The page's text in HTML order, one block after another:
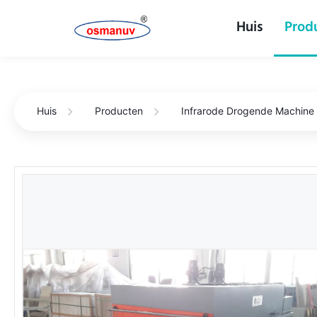
Huis
Huis Producten Infrarode Drogende Machine